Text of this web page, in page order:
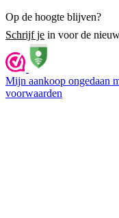
Op de hoogte blijven?
Schrijf je in voor de
Mijn aankoop ongedaan
voorwaarden